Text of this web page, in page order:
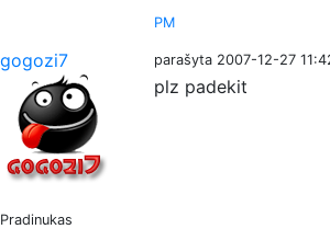
PM
gogozi7 parašyta 2007-12-27
Pradinukas
plz padekit